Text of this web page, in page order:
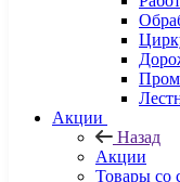
Акции
Назад
Акции
Товары со